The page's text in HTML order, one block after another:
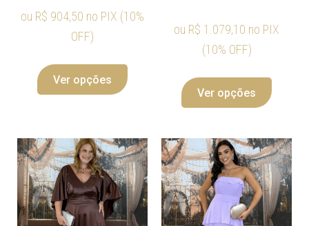
ou R$ 904,50 no PIX (10%
OFF)
Ver opções
ou R$ 1.079,10 no PIX
(10% OFF)
Ver opções